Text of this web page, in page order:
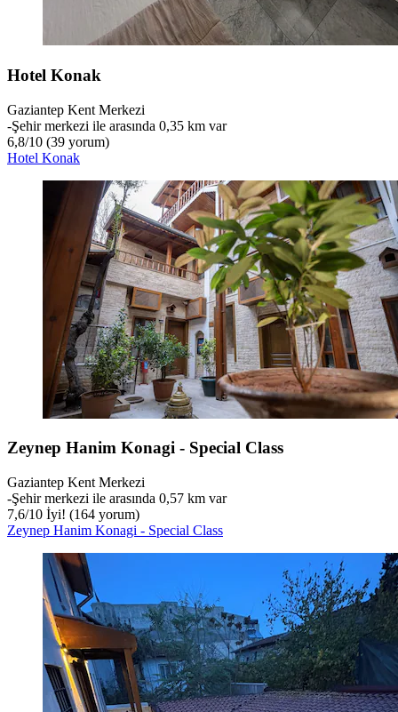
Hotel Konak
Gaziantep Kent Merkezi
‐Şehir merkezi ile arasında 0,35 km var
6,8/10 (39 yorum)
Hotel Konak
Zeynep Hanim Konagi - Special Class
Gaziantep Kent Merkezi
‐Şehir merkezi ile arasında 0,57 km var
7,6/10 İyi! (164 yorum)
Zeynep Hanim Konagi - Special Class